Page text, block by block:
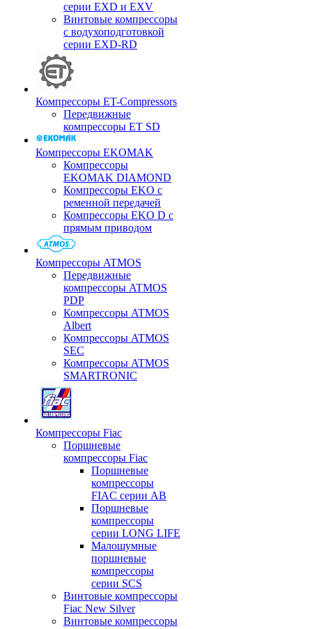
серии EXD и EXV
Винтовые компрессоры
с водухоподготовкой
серии EXD-RD
Компрессоры ET-Compressors
Передвижные
компрессоры ET SD
Компрессоры EKOMAK
Компрессоры
EKOMAK DIAMOND
Компрессоры EKO c
ременной передачей
Компрессоры EKO D с
прямым приводом
Компрессоры ATMOS
Передвижные
компрессоры ATMOS
PDP
Компрессоры ATMOS
Albert
Компрессоры ATMOS
SEC
Компрессоры ATMOS
SMARTRONIC
Компрессоры Fiac
Поршневые
компрессоры Fiac
Поршневые
компрессоры
FIAC серии AB
Поршневые
компрессоры
серии LONG LIFE
Малошумные
поршневые
компрессоры
серии SCS
Винтовые компрессоры
Fiac New Silver
Винтовые компрессоры